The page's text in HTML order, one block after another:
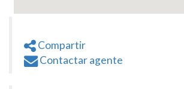
Compartir
Contactar agente